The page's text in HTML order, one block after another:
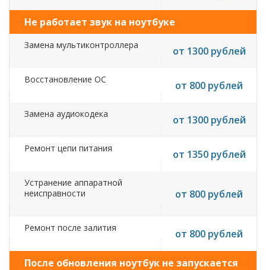
Не работает звук на ноутбуке
Замена мультиконтроллера от 1300 рублей
Восстановление ОС от 800 рублей
Замена аудиокодека от 1300 рублей
Ремонт цепи питания от 1350 рублей
Устранение аппаратной
неисправности
от 800 рублей
Ремонт после залития от 800 рублей
После обновления ноутбук не запускается